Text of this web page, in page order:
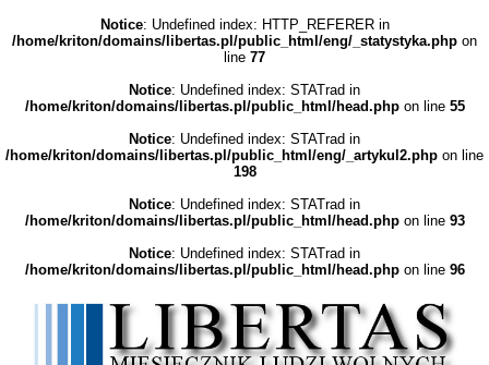
Notice: Undefined index: HTTP_REFERER in
/home/kriton/domains/libertas.pl/public_html/eng/_statystyka.php on
line 77
Notice: Undefined index: STATrad in
/home/kriton/domains/libertas.pl/public_html/head.phpon line 55
Notice: Undefined index: STATrad in
/home/kriton/domains/libertas.pl/public_html/eng/_artykul2.php on line
198
Notice: Undefined index: STATrad in
/home/kriton/domains/libertas.pl/public_html/head.phpon line 93
Notice: Undefined index: STATrad in
/home/kriton/domains/libertas.pl/public_html/head.phpon line 96